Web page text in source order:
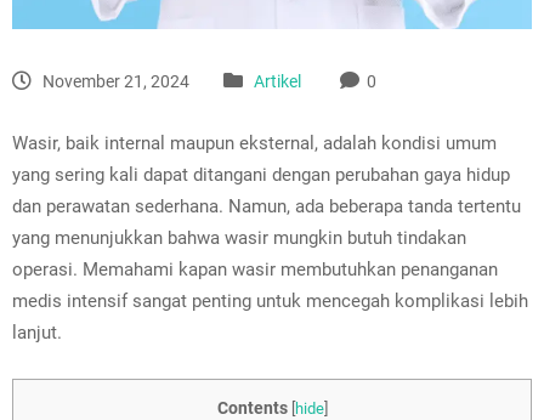
November 21, 2024 Artikel 0
Wasir, baik internal maupun eksternal, adalah kondisi umum
yang sering kali dapat ditangani dengan perubahan gaya hidup
dan perawatan sederhana. Namun, ada beberapa tanda tertentu
yang menunjukkan bahwa wasir mungkin butuh tindakan
operasi. Memahami kapan wasir membutuhkan penanganan
medis intensif sangat penting untuk mencegah komplikasi lebih
lanjut.
Contents hide]